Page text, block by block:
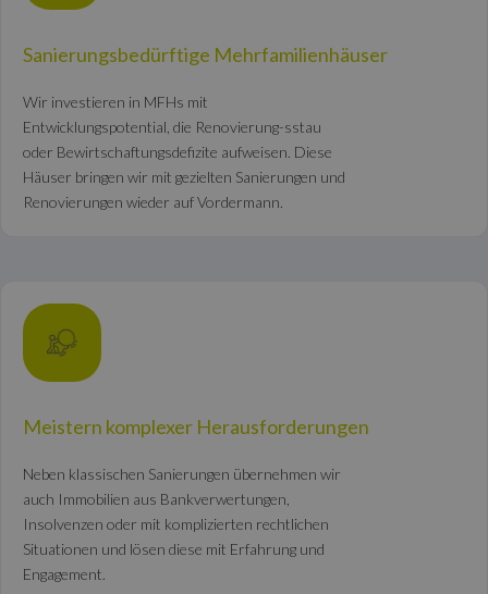
Sanierungsbedürftige Mehrfamilienhäuser
Wir investieren in MFHs mit
Entwicklungspotential, die Renovierung-sstau
oder Bewirtschaftungsdefizite aufweisen. Diese
Häuser bringen wir mit gezielten Sanierungen und
Renovierungen wieder auf Vordermann.
Meistern komplexer Herausforderungen
Neben klassischen Sanierungen übernehmen wir
auch Immobilien aus Bankverwertungen,
Insolvenzen oder mit komplizierten rechtlichen
Situationen und lösen diese mit Erfahrung und
Engagement.